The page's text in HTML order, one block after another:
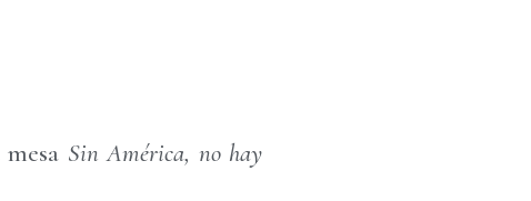
Sin América, no hay